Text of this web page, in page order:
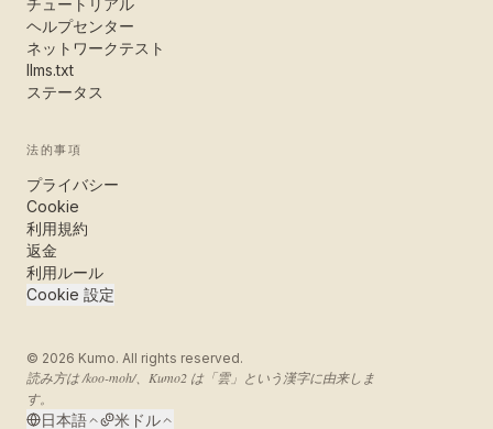
ヘルプセンター
ネットワークテスト
llms.txt
ステータス
法的事項
プライバシー
Cookie
利用規約
返金
利用ルール
Cookie 設定
© 2026 Kumo. All rights reserved.
読み方は /koo-moh/、Kumo2 は「雲」という漢字に由来しま
す。
日本語 米ドル